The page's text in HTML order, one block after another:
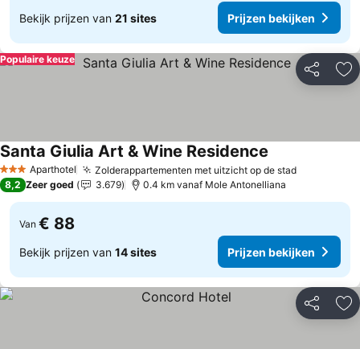
Bekijk prijzen van 21 sites Prijzen bekijken
Delen
Populaire keuze
3 SterrenAparthotel Zolderappartementen met uitzicht op de stad
Santa Giulia Art & Wine Residence
8,2 Zeer goed 3.679 0.4 km vanaf Mole Antonelliana
Van € 88
Bekijk prijzen van 14 sites Prijzen bekijken
Delen